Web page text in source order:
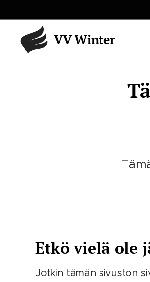
VV Winter
Etkö vielä ole
Jotkin tämän sivuston